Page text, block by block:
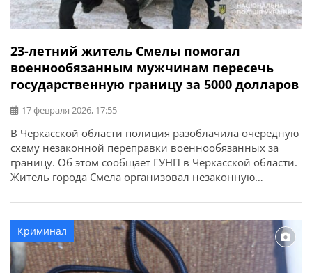
23-летний житель Смелы помогал
военнообязанным мужчинам пересечь
государственную границу за 5000 долларов
17 февраля 2026, 17:55
В Черкасской области полиция разоблачила очередную
схему незаконной переправки военнообязанных за
границу. Об этом сообщает ГУНП в Черкасской области.
Житель города Смела организовал незаконную
Украины в обход официальных пунктов пропуска.
Стоимость такой «услуги» составляла 5000 долларов с
человека. Следователи полиции совместно с
сотрудниками СБУ и при процессуальном руководстве
Черкасской […]
Криминал